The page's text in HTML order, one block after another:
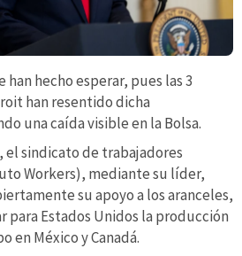
han hecho esperar, pues las 3
han resentido dicha
una caída visible en la Bolsa.
el sindicato de trabajadores
Workers), mediante su líder,
su apoyo a los aranceles,
para Estados Unidos la producción
en México y Canadá.